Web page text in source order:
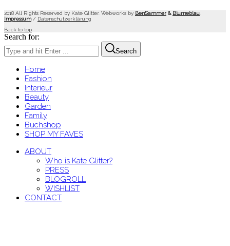
2018 All Rights Reserved by Kate Glitter. Webworks by BenSammer & Blumeblau
Impressum/ Datenschutzerklärung
Back to top
Search for:
Search
Home
Fashion
Interieur
Beauty
Garden
Family
Buchshop
SHOP MY FAVES
ABOUT
Who is Kate Glitter?
PRESS
BLOGROLL
WISHLIST
CONTACT